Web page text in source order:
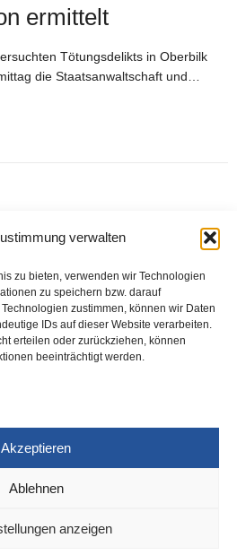
verwalten
zu bieten, verwenden wir Technologien
zu speichern bzw. darauf
zustimmen, können wir Daten
IDs auf dieser Website verarbeiten.
erteilen oder zurückziehen, können
beeinträchtigt werden.
Akzeptieren
Ablehnen
anzeigen
ermittelt
Tötungsdelikts in Oberbilk
die Staatsanwaltschaft und…
sticht auf
verletzt –
fahndet mit Bild
tatverdächtig und wird gesucht.